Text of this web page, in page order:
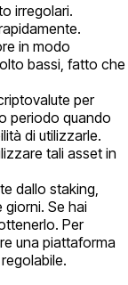
irregolari.
in modo
bassi, fatto che
per
periodo quando
di utilizzarle.
tali asset in
dallo staking,
Se hai
Per
una piattaforma